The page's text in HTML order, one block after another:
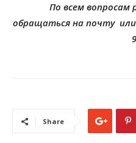
По всем вопросам
обращаться на почту или
Share